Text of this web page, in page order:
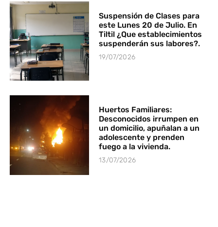
Suspensión de Clases para
este Lunes 20 de Julio. En
Tiltil ¿Que establecimientos
suspenderán sus labores?.
19/07/2026
Huertos Familiares:
Desconocidos irrumpen en
un domicilio, apuñalan a un
adolescente y prenden
fuego a la vivienda.
13/07/2026